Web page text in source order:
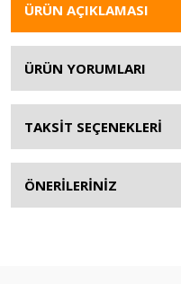
ÜRÜN AÇIKLAMASI
ÜRÜN YORUMLARI
TAKSİT SEÇENEKLERİ
ÖNERİLERİNİZ